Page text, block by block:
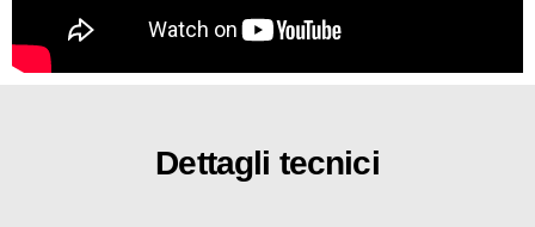
Dettagli tecnici